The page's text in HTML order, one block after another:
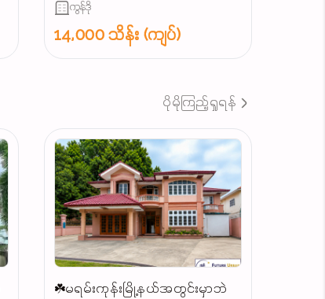
ကွန်ဒို
14,000 သိန်း (ကျပ်)
ပိုမိုကြည့်ရှုရန်
☘️မရမ်းကုန်းမြို့နယ်အတွင်းမှာဘဲ